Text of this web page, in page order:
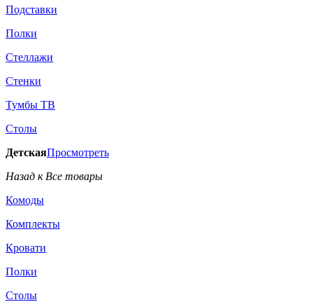
Подставки
Полки
Стеллажи
Стенки
Тумбы ТВ
Столы
ДетскаяПросмотреть
Назад к Все товары
Комоды
Комплекты
Кровати
Полки
Столы